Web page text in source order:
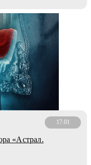
17.01
«Астрал.